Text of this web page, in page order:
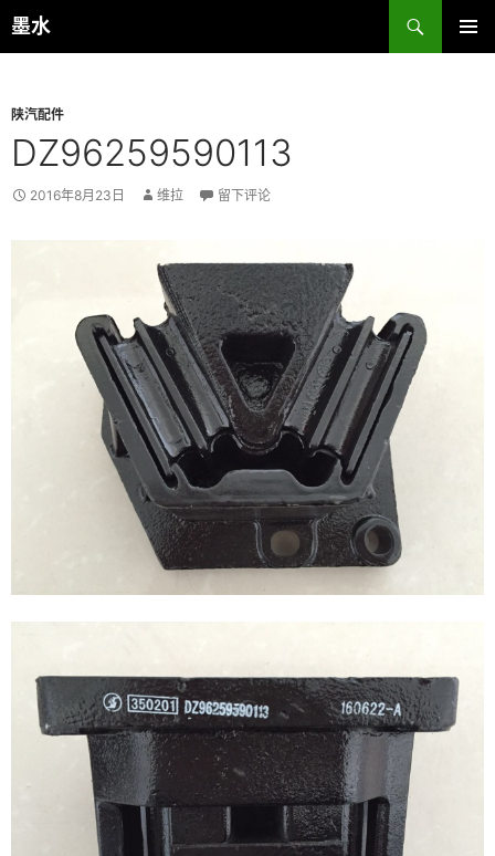
跳
至
墨水
搜
索
陕汽配件
DZ96259590113
2016年8月23日 维拉 留下评论